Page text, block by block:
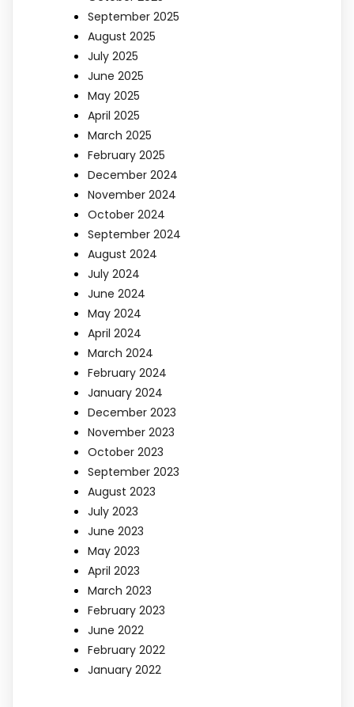
September 2025
August 2025
July 2025
June 2025
May 2025
April 2025
March 2025
February 2025
December 2024
November 2024
October 2024
September 2024
August 2024
July 2024
June 2024
May 2024
April 2024
March 2024
February 2024
January 2024
December 2023
November 2023
October 2023
September 2023
August 2023
July 2023
June 2023
May 2023
April 2023
March 2023
February 2023
June 2022
February 2022
January 2022